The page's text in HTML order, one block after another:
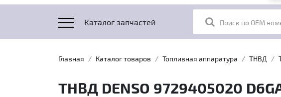
Каталог запчастей Поиск по OEM
Главная Каталог товаров Топливная аппаратура ТНВД
ТНВД DENSO 9729405020